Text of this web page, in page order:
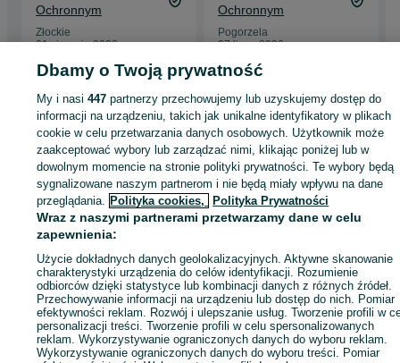
Ochronnym
Złockie
01 sierpnia 2026
Ochronnym
Pogorzela
27 lipca 2026
Strona główna Antyki i Kolekcje Rękodzieło
Produkty rękodzielnicze
Produkty rękodzielnicze - Podkarpackie
Produkty rękodzielnicze - Ziempniów
KATEGORIA
ID:949918281 Wyświetlenia:
Kup
Dbamy o Twoją prywatność
My i nasi447 partnerzy przechowujemy lub uzyskujemy dostęp do
informacji na urządzeniu, takich jak unikalne identyfikatory w plikach
cookie w celu przetwarzania danych osobowych. Użytkownik może
zaakceptować wybory lub zarządzać nimi, klikając poniżej lub w
dowolnym momencie na stronie polityki prywatności. Te wybory będą
sygnalizowane naszym partnerom i nie będą miały wpływu na dane
przeglądania. Polityka cookies, Polityka Prywatności
Wraz z naszymi partnerami przetwarzamy dane w celu
zapewnienia:
Użycie dokładnych danych geolokalizacyjnych. Aktywne skanowanie
charakterystyki urządzenia do celów identyfikacji. Rozumienie
odbiorców dzięki statystyce lub kombinacji danych z różnych źródeł.
Przechowywanie informacji na urządzeniu lub dostęp do nich. Pomiar
efektywności reklam. Rozwój i ulepszanie usług. Tworzenie profili w
personalizacji treści. Tworzenie profili w celu spersonalizowanych
reklam. Wykorzystywanie ograniczonych danych do wyboru reklam.
Wykorzystywanie ograniczonych danych do wyboru treści. Pomiar